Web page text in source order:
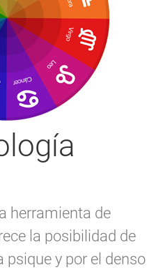
herramienta de
la posibilidad de
psique y por el denso